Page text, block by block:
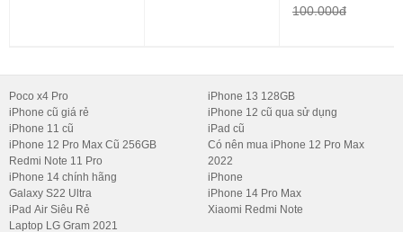
Bảo vệ tốt điện thoại không bị trầy xước, rơi rớt
Ốp lưng iPhone 14 cũng phải trải qua hàng nghìn giờ thử nghiệm
trong suốt quá trình thiết kế và sản xuất để đảm bảo nhãn hàng
100.000đ
Poco x4 Pro
iPhone cũ giá rẻ
iPhone 11 cũ
iPhone 12 Pro Max Cũ 256GB
Redmi Note 11 Pro
iPhone 14 chính hãng
Galaxy S22 Ultra
iPad Air Siêu Rẻ
Laptop LG Gram 2021
iPhone 13 128GB
iPhone 12 cũ qua sử dụng
iPad cũ
Có nên mua iPhone 12 Pro Max
2022
iPhone
iPhone 14 Pro Max
Xiaomi Redmi Note